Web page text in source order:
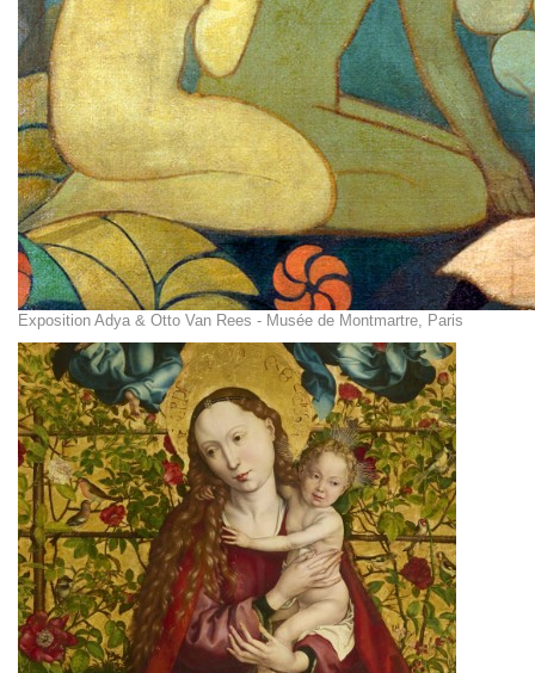
Exposition Adya & Otto Van Rees - Musée de Montmartre, Paris